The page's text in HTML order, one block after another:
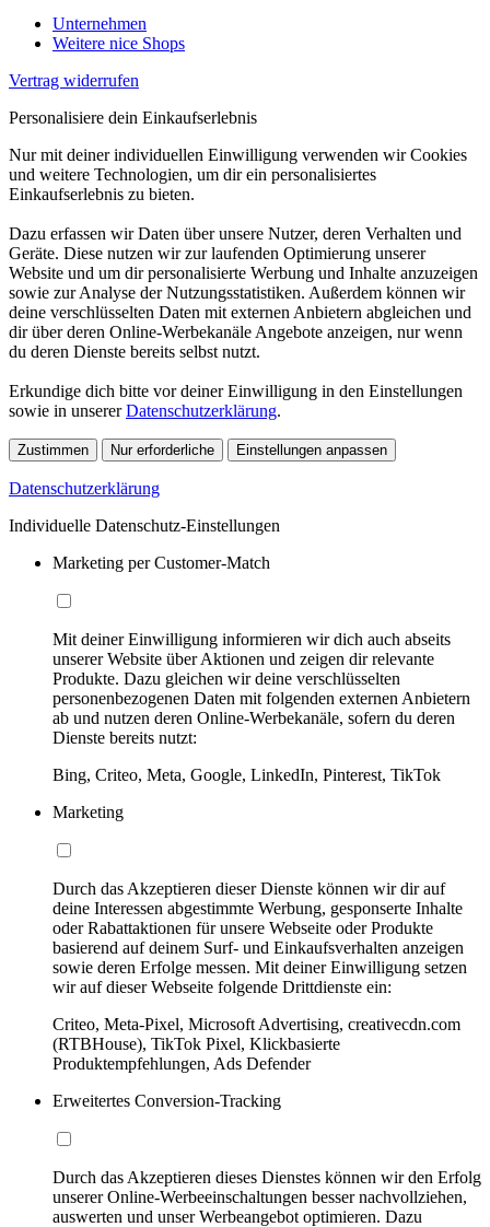
Unternehmen
Weitere nice Shops
Vertrag widerrufen
Personalisiere dein Einkaufserlebnis
Nur mit deiner individuellen Einwilligung verwenden wir Cookies
und weitere Technologien, um dir ein personalisiertes
Einkaufserlebnis zu bieten.
Dazu erfassen wir Daten über unsere Nutzer, deren Verhalten und
Geräte. Diese nutzen wir zur laufenden Optimierung unserer
Website und um dir personalisierte Werbung und Inhalte anzuzeigen
sowie zur Analyse der Nutzungsstatistiken. Außerdem können wir
deine verschlüsselten Daten mit externen Anbietern abgleichen und
dir über deren Online-Werbekanäle Angebote anzeigen, nur wenn
du deren Dienste bereits selbst nutzt.
Erkundige dich bitte vor deiner Einwilligung in den Einstellungen
sowie in unsererDatenschutzerklärung.
Zustimmen Nur erforderliche Einstellungen anpassen
Datenschutzerklärung
Individuelle Datenschutz-Einstellungen
Marketing per Customer-Match
Mit deiner Einwilligung informieren wir dich auch abseits
unserer Website über Aktionen und zeigen dir relevante
Produkte. Dazu gleichen wir deine verschlüsselten
personenbezogenen Daten mit folgenden externen Anbietern
ab und nutzen deren Online-Werbekanäle, sofern du deren
Dienste bereits nutzt:
Bing, Criteo, Meta, Google, LinkedIn, Pinterest, TikTok
Marketing
Durch das Akzeptieren dieser Dienste können wir dir auf
deine Interessen abgestimmte Werbung, gesponserte Inhalte
oder Rabattaktionen für unsere Webseite oder Produkte
basierend auf deinem Surf- und Einkaufsverhalten anzeigen
sowie deren Erfolge messen. Mit deiner Einwilligung setzen
wir auf dieser Webseite folgende Drittdienste ein:
Criteo, Meta-Pixel, Microsoft Advertising, creativecdn.com
(RTBHouse), TikTok Pixel, Klickbasierte
Produktempfehlungen, Ads Defender
Erweitertes Conversion-Tracking
Durch das Akzeptieren dieses Dienstes können wir den Erfolg
unserer Online-Werbeeinschaltungen besser nachvollziehen,
auswerten und unser Werbeangebot optimieren. Dazu